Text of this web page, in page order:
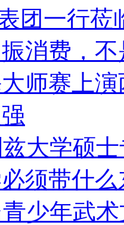
团一行莅
消费，
师赛上
大学硕
须带什么
少年武